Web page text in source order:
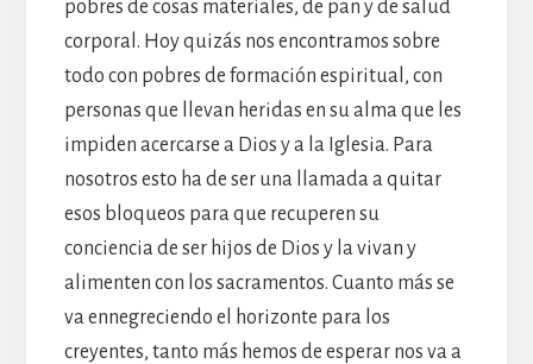
pobres de cosas materiales, de pan y de salud
corporal. Hoy quizás nos encontramos sobre
todo con pobres de formación espiritual, con
personas que llevan heridas en su alma que les
impiden acercarse a Dios y a la Iglesia. Para
nosotros esto ha de ser una llamada a quitar
esos bloqueos para que recuperen su
conciencia de ser hijos de Dios y la vivan y
alimenten con los sacramentos. Cuanto más se
va ennegreciendo el horizonte para los
creyentes, tanto más hemos de esperar nos va a